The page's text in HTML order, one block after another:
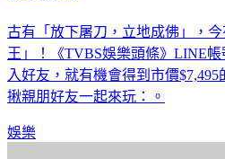
古有「放下屠刀，立地成佛」，
王」！《TVBS娛樂頭條》LINE
入好友，就有機會得到市價
揪親朋好友一起來玩：。
娛樂